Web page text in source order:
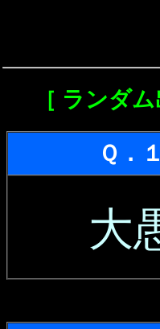
［ ランダム
Ｑ．１
大